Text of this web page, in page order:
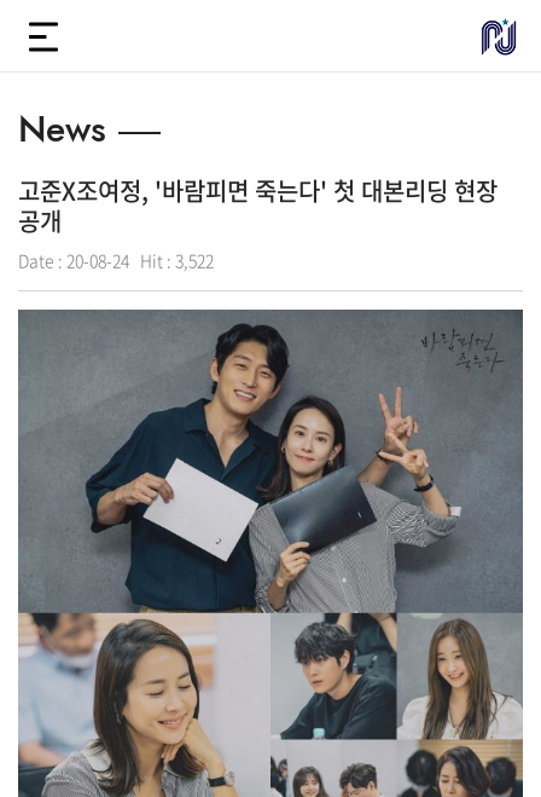
News
고준X조여정, '바람피면 죽는다' 첫 대본리딩 현장
공개
Date : 20-08-24 Hit : 3,522